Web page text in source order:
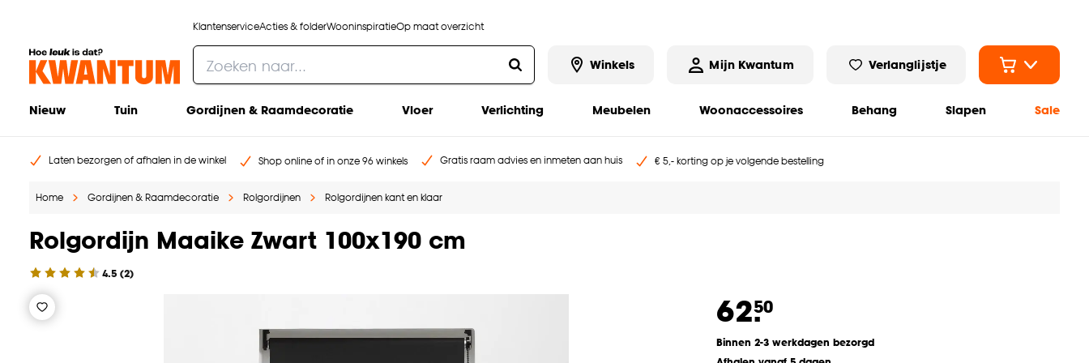
KlantenserviceActies & folderWooninspiratieOp maat overzicht
Winkels Mijn Kwantum Verlanglijstje
Nieuw Tuin Gordijnen & Raamdecoratie Vloer Verlichting Meubelen Woonaccessoires Behang Slapen Sale
Laten bezorgen of afhalen in de winkel Shop online of in onze 96 winkels Gratis raam advies en inmeten aan huis € 5,- korting op je volgende bestelling
Home Gordijnen & Raamdecoratie Rolgordijnen Rolgordijnen kant en klaar
Rolgordijn Maaike Zwart 100x190 cm
4.5 (2)
62.50
Binnen 2-3 werkdagen bezorgd